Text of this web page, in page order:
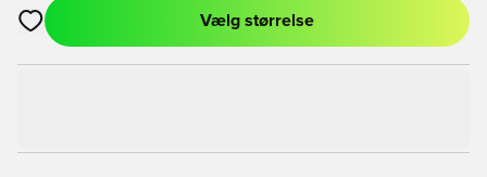
Åbner en Modal til at logge ind eller tilmelde dig som medlem
Vælg størrelse